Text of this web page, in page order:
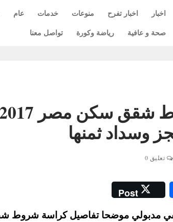
اخبار اخبار تفرح منوعات خدمات عام
صحة و عافية
رياضة وكورة تواصل معنا
وسداد ثمنها
تعليق 0
Post